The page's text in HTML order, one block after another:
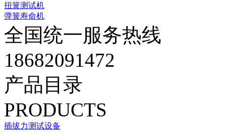
扭簧测试机
弹簧寿命机
全国统一服务热线
18682091472
产品目录
PRODUCTS
插拔力测试设备